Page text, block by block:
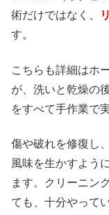
術だけではなく、
す。
こちらも詳細はホ
が、洗いと乾燥の
をすべて手作業で
傷や破れを修復し
風味を生かすよう
ます。クリーニン
ても、十分やって